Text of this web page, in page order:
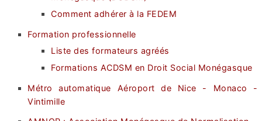
Comment adhérer à la FEDEM
Formation professionnelle
Liste des formateurs agréés
Formations ACDSM en Droit Social Monégasque
Métro automatique Aéroport de Nice - Monaco -
Vintimille